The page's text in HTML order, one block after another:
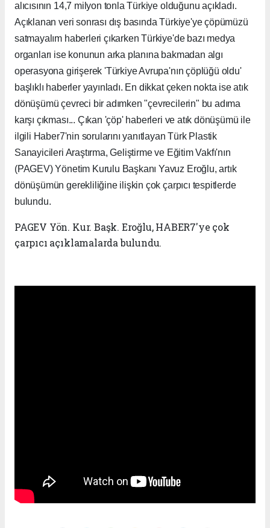
alıcısının 14,7 milyon tonla Türkiye olduğunu açıkladı.
Açıklanan veri sonrası dış basında Türkiye'ye çöpümüzü
satmayalım haberleri çıkarken Türkiye'de bazı medya
organları ise konunun arka planına bakmadan algı
operasyona girişerek 'Türkiye Avrupa'nın çöplüğü oldu'
başlıklı haberler yayınladı. En dikkat çeken nokta ise atık
dönüşümü çevreci bir adımken "çevrecilerin" bu adıma
karşı çıkması... Çıkan 'çöp' haberleri ve atık dönüşümü ile
ilgili Haber7'nin sorularını yanıtlayan Türk Plastik
Sanayicileri Araştırma, Geliştirme ve Eğitim Vakfı'nın
(PAGEV) Yönetim Kurulu Başkanı Yavuz Eroğlu, artık
dönüşümün gerekliliğine ilişkin çok çarpıcı tespitlerde
bulundu.
PAGEV Yön. Kur. Başk. Eroğlu, HABER7'ye çok
çarpıcı açıklamalarda bulundu.